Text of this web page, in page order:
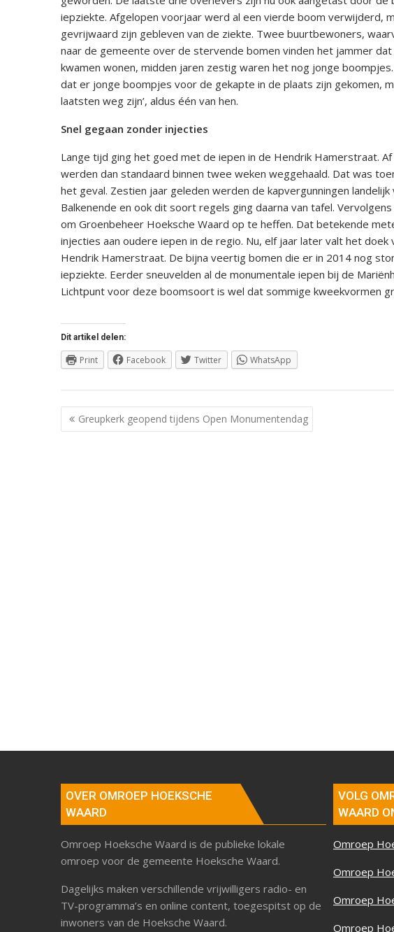
iepziekte. Afgelopen voorjaar werd al een vierde boom verwijderd,
gevrijwaard zijn gebleven van de ziekte. Twee buurtbewoners,
naar de gemeente over de stervende bomen vinden het jammer dat
kwamen wonen, midden jaren zestig waren het nog jonge
dat er jonge boompjes voor de gekapte in de plaats zijn gekomen,
laatsten weg zijn’, aldus één van hen.
Snel gegaan zonder injecties
Lange tijd ging het goed met de iepen in de Hendrik Hamerstraat.
werden dan standaard binnen twee weken weggehaald. Dat was
het geval. Zestien jaar geleden werden de kapvergunningen
Balkenende en ook dit soort regels ging daarna van tafel.
om Groenbeheer Hoeksche Waard op te heffen. Dat betekende
injecties aan oudere iepen in de regio. Nu, elf jaar later valt het
Hendrik Hamerstraat. De bijna veertig bomen die er in 2014 nog
iepziekte. Eerder sneuvelden al de monumentale iepen bij de
Lichtpunt voor deze boomsoort is wel dat sommige kweekvormen
Dit artikel delen:
Print Facebook Twitter WhatsApp
Berichtnavigatie
Greupkerk geopend tijdens Open Monumentendag
OVER OMROEP HOEKSCHE
WAARD
Omroep Hoeksche Waard is de publieke lokale
omroep voor de gemeente Hoeksche Waard.
Dagelijks maken verschillende vrijwilligers radio- en
TV-programma’s en online content, toegespitst op de
inwoners van de Hoeksche Waard.
VOLG
WAARD
Omroep
Omroep
Omroep
Omroep